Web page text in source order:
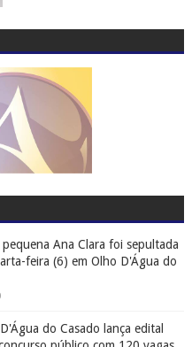
Ana Clara foi sepultada
feira (6) em Olho D'Água do
do Casado lança edital